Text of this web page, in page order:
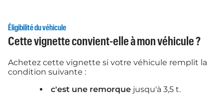
Éligibilité du véhicule
Cette vignette convient-elle à mon véhicule ?
Achetez cette vignette si votre véhicule remplit la
condition suivante :
c'est une remorque jusqu'à 3,5 t.